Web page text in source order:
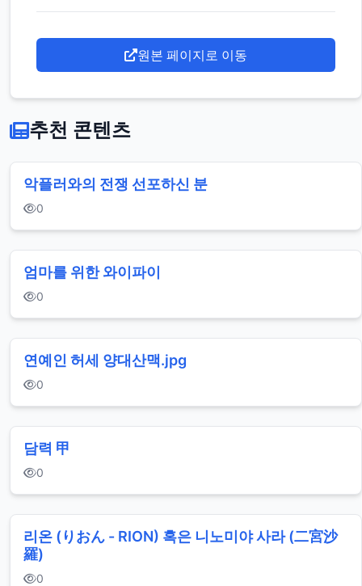
원본 페이지로 이동
추천 콘텐츠
악플러와의 전쟁 선포하신 분
0
엄마를 위한 와이파이
0
연예인 허세 양대산맥.jpg
0
담력 甲
0
리온 (りおん - RION) 혹은 니노미야 사라 (二宮沙
羅)
0